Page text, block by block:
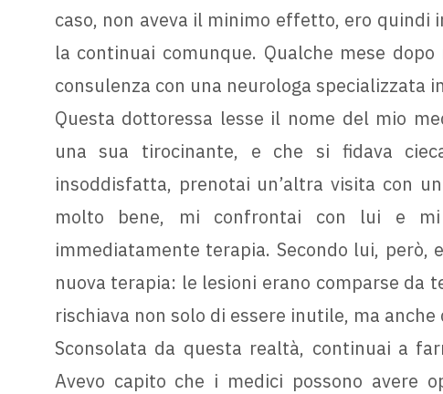
caso, non aveva il minimo effetto, ero quindi
la continuai comunque. Qualche mese
consulenza con una neurologa specializzata
Questa dottoressa lesse il nome del mio
una sua tirocinante, e che si fidava
insoddisfatta, prenotai un’altra visita con
molto bene, mi confrontai con lui e
immediatamente terapia. Secondo lui,
nuova terapia: le lesioni erano comparse da
rischiava non solo di essere inutile, ma
Sconsolata da questa realtà, continuai a
Avevo capito che i medici possono avere